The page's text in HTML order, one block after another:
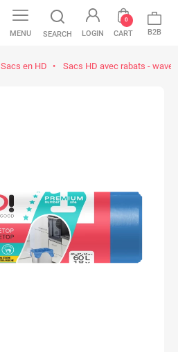
MENU SEARCH LOGIN CART
0
B2B
Sacs en HD Sacs HD avec rabats -